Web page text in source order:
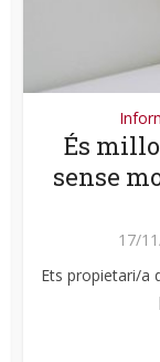
És
sense
17/
Ets propietari/a